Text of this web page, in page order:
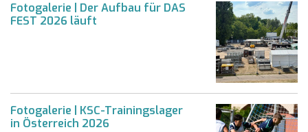
Fotogalerie | Der Aufbau für DAS
FEST 2026 läuft
Fotogalerie | KSC-Trainingslager
in Österreich 2026